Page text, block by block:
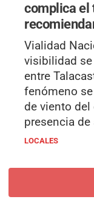
complica el
Vialidad
visibilidad
entre
fenómeno
de viento del
presencia de
LOCALES